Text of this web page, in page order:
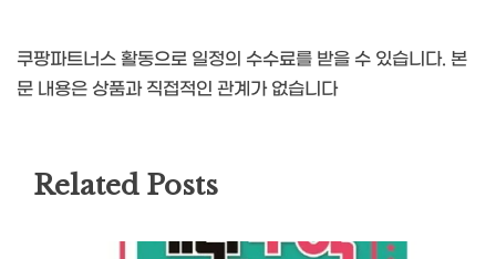
쿠팡파트너스 활동으로 일정의 수수료를 받을 수 있습니다. 본
문 내용은 상품과 직접적인 관계가 없습니다
Related Posts